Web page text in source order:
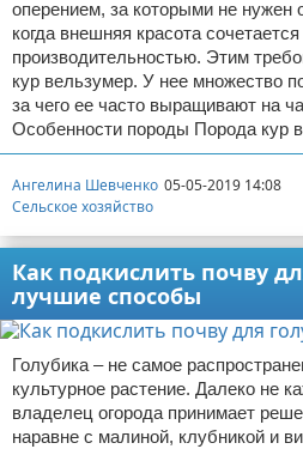
оперением, за которыми не
когда внешняя красота
производительностью. Этим
кур вельзумер. У нее множество
за чего ее часто выращивают на
Особенности породы Порода кур
Ангелина Шевченко 05-05-2019 14:08
Сельское хозяйство
Как подкислить почву
лучшие способы
Голубика – не самое
культурное растение. Далеко не
владелец огорода принимает
наравне с малиной, клубникой и